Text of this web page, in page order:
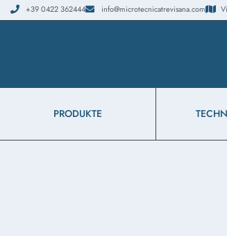
+39 0422 362444 info@microtecnicatrevisana.com
PRODUKTE